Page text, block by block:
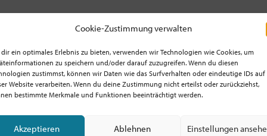
Cookie-Zustimmung verwalten
dir ein optimales Erlebnis zu bieten, verwenden wir Technologien wie Cookies, um
zu speichern und/oder darauf zuzugreifen. Wenn du diesen
zustimmst, können wir Daten wie das Surfverhalten oder eindeutige IDs auf
Website verarbeiten. Wenn du deine Zustimmung nicht erteilst oder zurückziehst,
bestimmte Merkmale und Funktionen beeinträchtigt werden.
Akzeptieren Ablehnen Einstellungen
EM-Zeiten. Was dies für den Wandel von
Denn nicht ohne Grund treffen wir uns
hinter Fresh X?
Württemberg und Fresh X Pionier.
los. Nach 90 Minuten ist Schluss.
um Sport-Bewegung-Kirche-Glauben mit.